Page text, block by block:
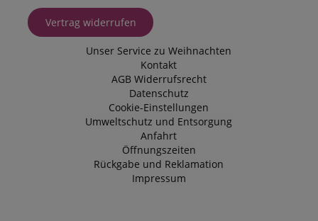
Vertrag widerrufen
Unser Service zu Weihnachten
Kontakt
AGB Widerrufsrecht
Datenschutz
Cookie-Einstellungen
Umweltschutz und Entsorgung
Anfahrt
Öffnungszeiten
Rückgabe und Reklamation
Impressum